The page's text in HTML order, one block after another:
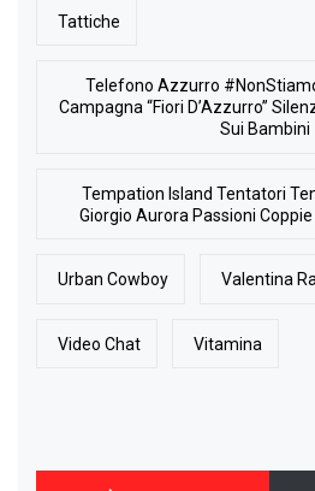
Tattiche
Telefono Azzurro
Campagna “Fiori D’Azzurro”
Sui Bambini
Tempation Island Tentatori
Giorgio Aurora Passioni
Urban Cowboy Valentina
Video Chat Vitamina